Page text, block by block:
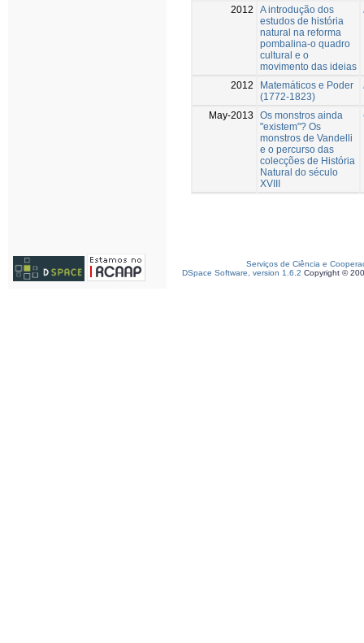
2012
A introdução dos
estudos de história
natural na reforma
pombalina-o quadro
cultural e o
movimento das ideias
2012
Matemáticos e Poder
(1772-1823)
May-2013
Os monstros ainda
"existem"? Os
monstros de Vandelli
e o percurso das
colecções de História
Natural do século
XVIII
Serviços de Ciência e
DSpace Software, version 1.6.2 Copyright ©